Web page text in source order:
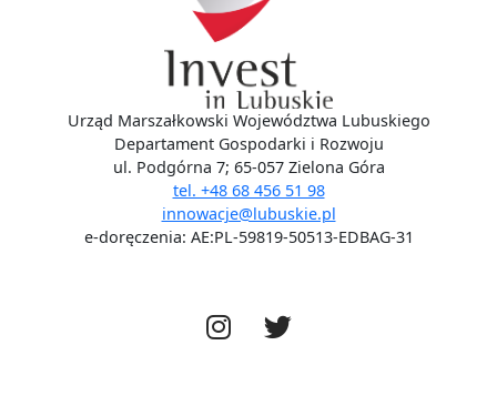
Urząd Marszałkowski Województwa Lubuskiego
Departament Gospodarki i Rozwoju
ul. Podgórna 7; 65-057 Zielona Góra
tel. +48 68 456 51 98
innowacje@lubuskie.pl
e-doręczenia: AE:PL-59819-50513-EDBAG-31